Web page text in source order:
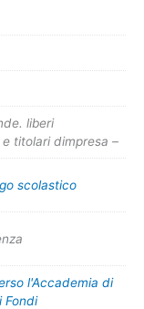
liberi
titolari dimpresa –
scolastico
l'Accademia di
Fondi